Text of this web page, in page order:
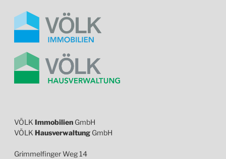
VÖLK Immobilien GmbH
VÖLK Hausverwaltung GmbH
Grimmelfinger Weg 14